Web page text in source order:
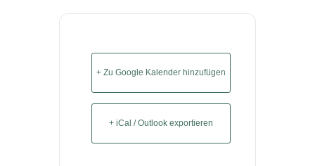
+ Zu Google Kalender hinzufügen
+ iCal / Outlook exportieren